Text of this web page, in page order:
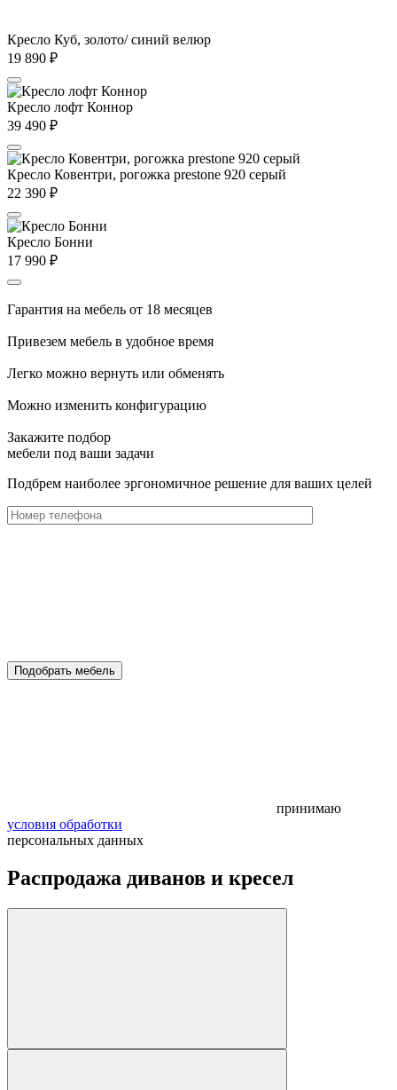
Кресло Куб, золото/ синий велюр
19 890 ₽
Кресло лофт Коннор
39 490 ₽
Кресло Ковентри, рогожка prestone 920 серый
22 390 ₽
Кресло Бонни
17 990 ₽
Гарантия на мебель от 18 месяцев
Привезем мебель в удобное время
Легко можно вернуть или обменять
Можно изменить конфигурацию
Закажите подбор
мебели под ваши задачи
Подбрем наиболее эргономичное решение для ваших целей
Подобрать мебель
принимаю
условия обработки
персональных данных
Распродажа диванов и кресел